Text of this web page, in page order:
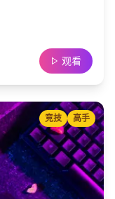
观看
竞技 高手